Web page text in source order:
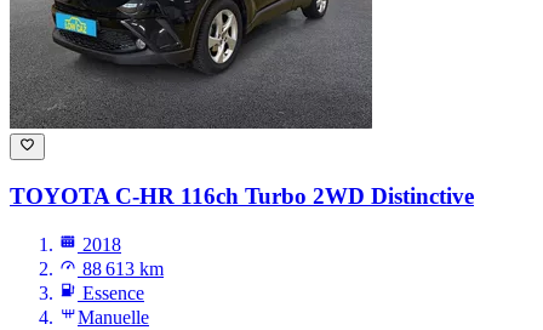
TOYOTA C-HR 116ch Turbo 2WD Distinctive
2018
88 613 km
Essence
Manuelle